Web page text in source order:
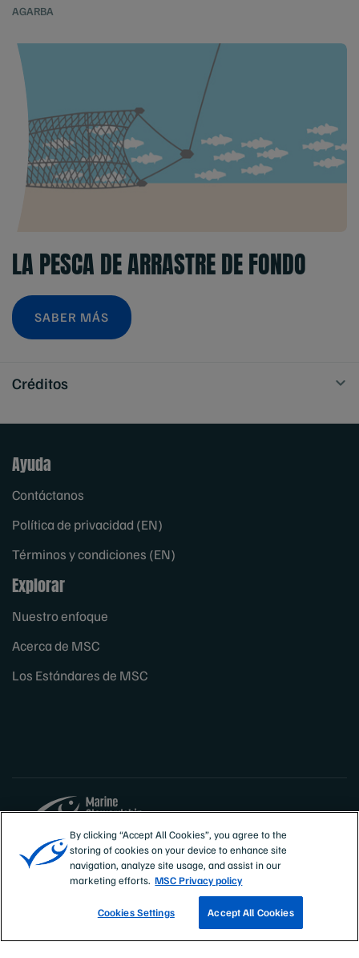
AGARBA
LA PESCA DE ARRASTRE DE FONDO
SABER MÁS
Créditos
Ayuda
Contáctanos
Política de privacidad (EN)
Términos y condiciones (EN)
Explorar
Nuestro enfoque
Acerca de MSC
Los Estándares de MSC
Sites
España
CONOCE NUESTRAS PESQUERÍAS
By clicking “Accept All Cookies”, you agree to the
storing of cookies on your device to enhance site
navigation, analyze site usage, and assist in our
marketing efforts. MSC Privacy policy
Cookies Settings Accept All Cookies